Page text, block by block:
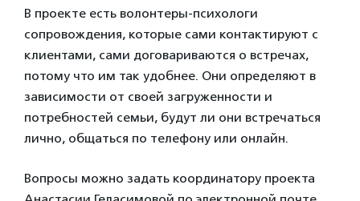
В проекте есть волонтеры-психологи
сопровождения, которые сами контактируют с
клиентами, сами договариваются о встречах,
потому что им так удобнее. Они определяют в
зависимости от своей загруженности и
потребностей семьи, будут ли они встречаться
лично, общаться по телефону или онлайн.
Вопросы можно задать координатору проекта